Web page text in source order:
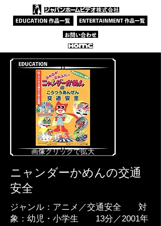
ニャンダーかめんの交通
安全
ジャンル：アニメ／交通安全 対
象：幼児・小学生 13分／2001年
​画像クリックで拡大